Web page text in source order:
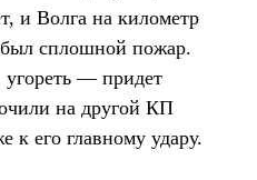
и Волга на километр
был сплошной пожар.
угореть — придет
на другой КП
его главному удару.